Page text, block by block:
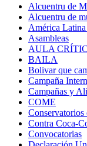
Alcuentru de
Alcuentru de
América
Asambleas
AULA
BAILA
Bolivar que
Campaña
Campañas y
COME
Conservatorios
Contra Coca-
Convocatorias